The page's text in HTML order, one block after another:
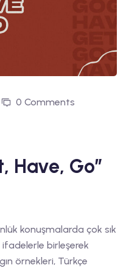
0 Comments
Have, Go”
konuşmalarda çok sık
ifadelerle birleşerek
örnekleri, Türkçe